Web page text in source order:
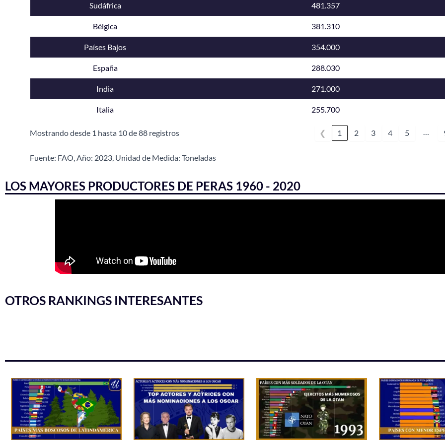
Sudáfrica 481.357
Bélgica 381.310
Países Bajos 354.000
España 288.030
India 271.000
Italia 255.700
Mostrando desde 1 hasta 10 de 88 registros ❮ 1 2 3 4 5 …
Fuente: FAO, Año: 2023, Unidad de Medida: Toneladas
LOS MAYORES PRODUCTORES DE PERAS 1960 - 2020
OTROS RANKINGS INTERESANTES